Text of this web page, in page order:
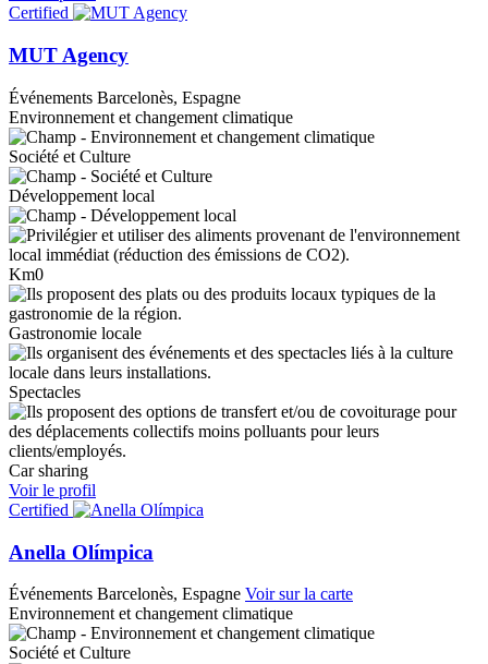
Certified
MUT Agency
Événements Barcelonès, Espagne
Environnement et changement climatique
Société et Culture
Développement local
Km0
Gastronomie locale
Spectacles
Car sharing
Voir le profil
Certified
Anella Olímpica
Événements Barcelonès, Espagne Voir sur la carte
Environnement et changement climatique
Société et Culture